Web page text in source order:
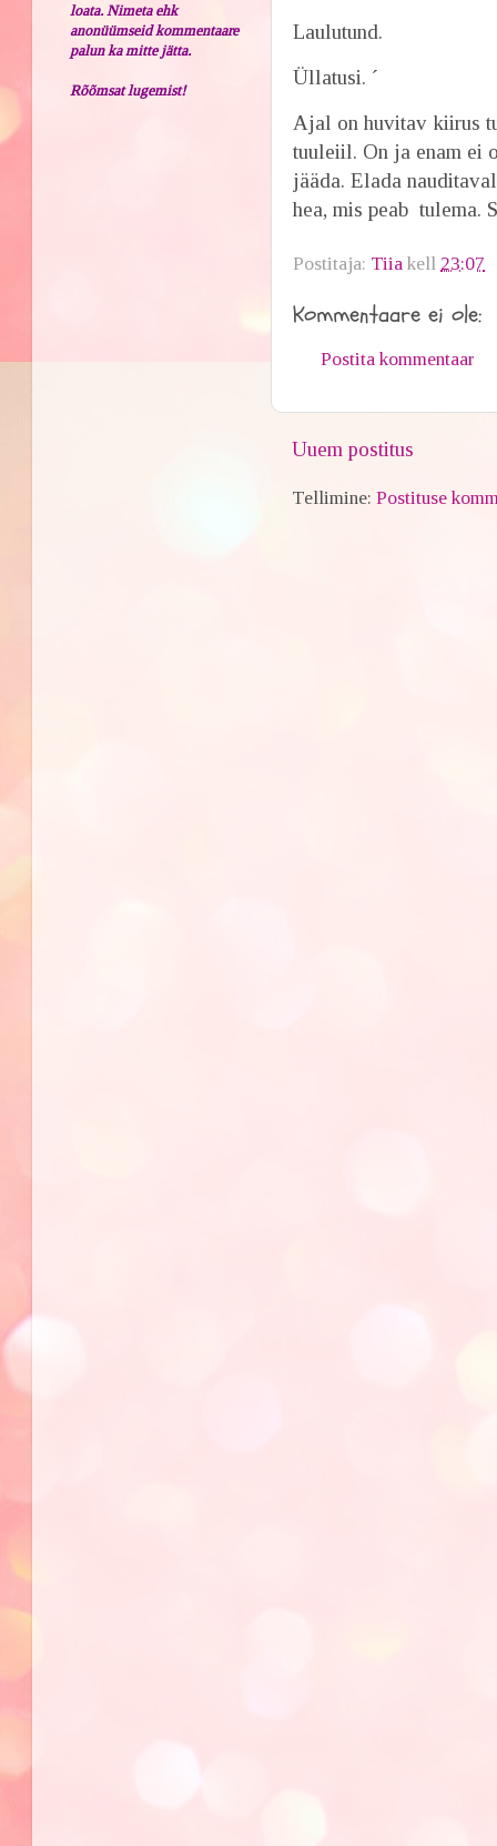
Laulutund.
Üllatusi. ´
Ajal on huvitav kiirus
tuuleiil. On ja enam ei
jääda. Elada
hea, mis peab tulema.
Postitaja: Tiia kell 23:07
Kommentaare ei ole:
Postita kommentaar
Uuem postitus
Tellimine:Postituse
loata. Nimeta ehk
anonüümseid kommentaare
palun ka mitte jätta.
Rõõmsat lugemist!